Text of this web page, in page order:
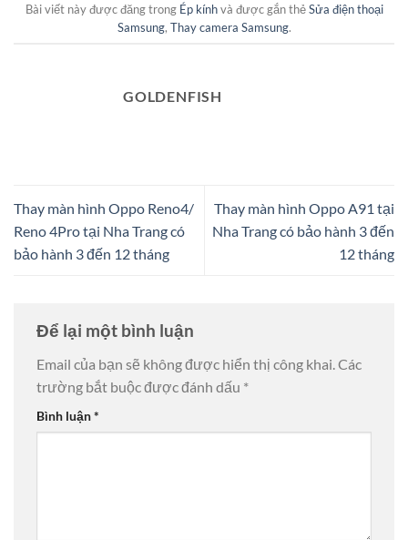
Bài viết này được đăng trong Ép kínhvà được gắn thẻSửa điện thoại
Samsung, Thay camera Samsung.
GOLDENFISH
Thay màn hình Oppo Reno4/
Reno 4Pro tại Nha Trang có
bảo hành 3 đến 12 tháng
Thay màn hình Oppo A91 tại
Nha Trang có bảo hành 3 đến
12 tháng
Để lại một bình luận
Email của bạn sẽ không được hiển thị công khai.Các
trường bắt buộc được đánh dấu *
Bình luận*